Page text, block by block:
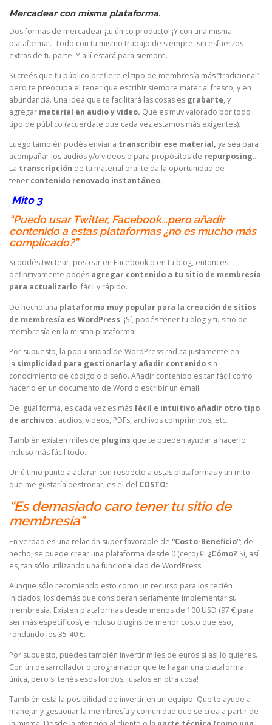
Mercadear con misma plataforma.
Dos formas de mercadear ¡tu único producto! ¡Y con una misma
plataforma!. Todo con tu mismo trabajo de siempre, sin esfuerzos
extras de tu parte. Y allí estará para siempre.
Si creés que tu público prefiere el tipo de membresía más “tradicional”,
pero te preocupa el tener que escribir siempre material fresco, y en
abundancia. Una idea que te facilitará las cosas es grabarte, y
agregar material en audio y video. Que es muy valorado por todo
tipo de público (acuerdate que cada vez estamos más exigentes).
Luego también podés enviar a transcribir ese material, ya sea para
acompañar los audios y/o videos o para propósitos de repurposing…
La transcripción de tu material oral te da la oportunidad de
tener contenido renovado instantáneo.
Mito 3
“Puedo usar Twitter, Facebook…pero añadir
contenido a estas plataformas ¿no es mucho más
complicado?”
Si podés twittear, postear en Facebook o en tu blog, entonces
definitivamente podés agregar contenido a tu sitio de membresía
para actualizarlo: fácil y rápido.
De hecho una plataforma muy popular para la creación de sitios
de membresía es WordPress. ¡Sí, podés tener tu blog y tu sitio de
membresía en la misma plataforma!
Por supuesto, la popularidad de WordPress radica justamente en
la simplicidad para gestionarla y añadir contenido sin
conocimiento de código o diseño. Añadir contenido es tan fácil como
hacerlo en un documento de Word o escribir un email.
De igual forma, es cada vez es más fácil e intuitivo añadir otro tipo
de archivos: audios, videos, PDFs, archivos comprimidos, etc.
También existen miles de plugins que te pueden ayudar a hacerlo
incluso más fácil todo.
Un último punto a aclarar con respecto a estas plataformas y un mito
que me gustaría destronar, es el del COSTO:
“Es demasiado caro tenertu sitio de
membresía”
En verdad es una relación super favorable de “Costo-Beneficio”; de
hecho, se puede crear una plataforma desde 0 (cero) €! ¿Cómo? Sí, así
es, tan sólo utilizando una funcionalidad de WordPress.
Aunque sólo recomiendo esto como un recurso para los recién
iniciados, los demás que consideran seriamente implementar su
membresía. Existen plataformas desde menos de 100 USD (97 € para
ser más específicos), e incluso plugins de menor costo que eso,
rondando los 35-40 €.
Por supuesto, puedes también invertir miles de euros si así lo quieres.
Con un desarrollador o programador que te hagan una plataforma
única, pero si tenés esos fondos, ¡usalos en otra cosa!
También está la posibilidad de invertir en un equipo. Que te ayude a
manejar y gestionar la membresía y comunidad que se crea a partir de